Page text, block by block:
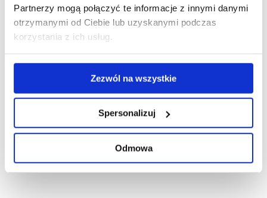
Partnerzy mogą połączyć te informacje z innymi danymi
otrzymanymi od Ciebie lub uzyskanymi podczas
korzystania z ich usług.
Zezwól na wszystkie
Spersonalizuj
Odmowa
na podstawach liści przy głąbach).
siewem. W tym samym miejscu nie uprawiać
kapusty częściej niż raz na cztery lata.
Apteczka ogrodnika – co warto
w niej mieć